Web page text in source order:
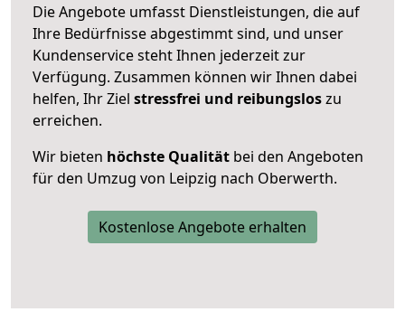
Die Angebote umfasst Dienstleistungen, die auf
Ihre Bedürfnisse abgestimmt sind, und unser
Kundenservice steht Ihnen jederzeit zur
Verfügung. Zusammen können wir Ihnen dabei
helfen, Ihr Ziel stressfrei und reibungsloszu
erreichen.
Wir bieten höchste Qualität bei den Angeboten
für den Umzug von Leipzig nach Oberwerth.
Kostenlose Angebote erhalten